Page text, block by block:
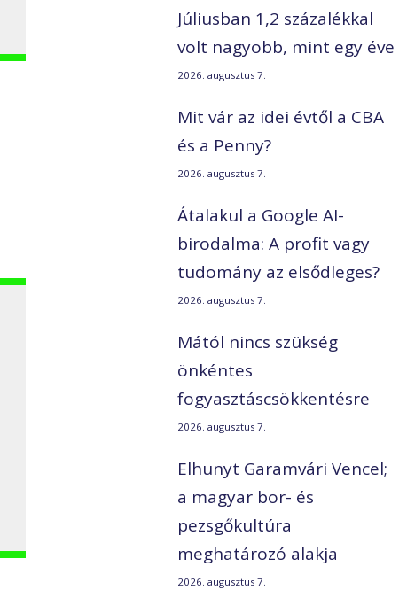
Júliusban 1,2 százalékkal
volt nagyobb, mint egy éve
2026. augusztus 7.
Mit vár az idei évtől a CBA
és a Penny?
2026. augusztus 7.
Átalakul a Google AI-
birodalma: A profit vagy
tudomány az elsődleges?
2026. augusztus 7.
Mától nincs szükség
önkéntes
fogyasztáscsökkentésre
2026. augusztus 7.
Elhunyt Garamvári Vencel;
a magyar bor- és
pezsgőkultúra
meghatározó alakja
2026. augusztus 7.